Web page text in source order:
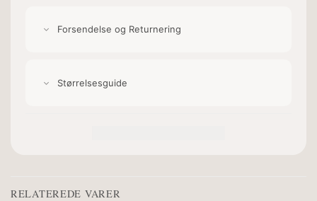
Forsendelse og Returnering
Størrelsesguide
RELATEREDE VARER